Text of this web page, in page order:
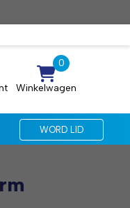
Winkelwagen
WORD LID